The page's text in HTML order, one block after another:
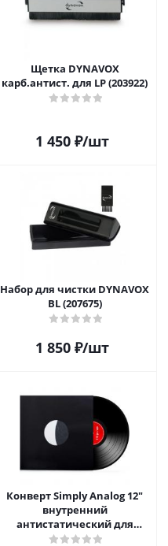
Щетка DYNAVOX
карб.антист. для LP (203922)
1 450₽/шт
Набор для чистки DYNAVOX
BL (207675)
1 850₽/шт
Конверт Simply Analog 12"
внутренний
антистатический для
пластинок (25 шт)